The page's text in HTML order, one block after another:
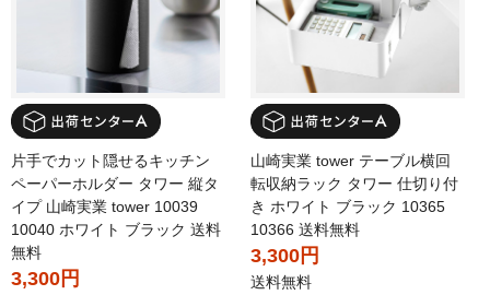
片手でカット隠せるキッチン
ペーパーホルダー タワー 縦タ
イプ 山崎実業 tower 10039
10040 ホワイト ブラック 送料
無料
3,300円
山崎実業 tower テーブル横回
転収納ラック タワー 仕切り付
き ホワイト ブラック 10365
10366 送料無料
3,300円
送料無料